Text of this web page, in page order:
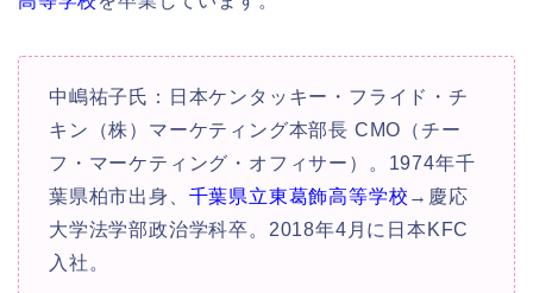
中嶋祐子氏：日本ケンタッキー・フライド・チ
キン（株）マーケティング本部長 CMO（チー
フ・マーケティング・オフィサー）。1974年千
葉県柏市出身、 千葉県立東葛飾高等学校 →慶応
大学法学部政治学科卒。2018年4月に日本KFC
入社。